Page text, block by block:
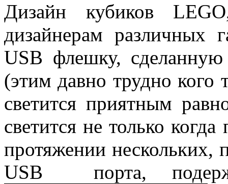
Дизайн кубиков
дизайнерам различных
USB флешку,
(этим давно трудно кого
светится приятным
светится не только
протяжении нескольких,
USB порта,